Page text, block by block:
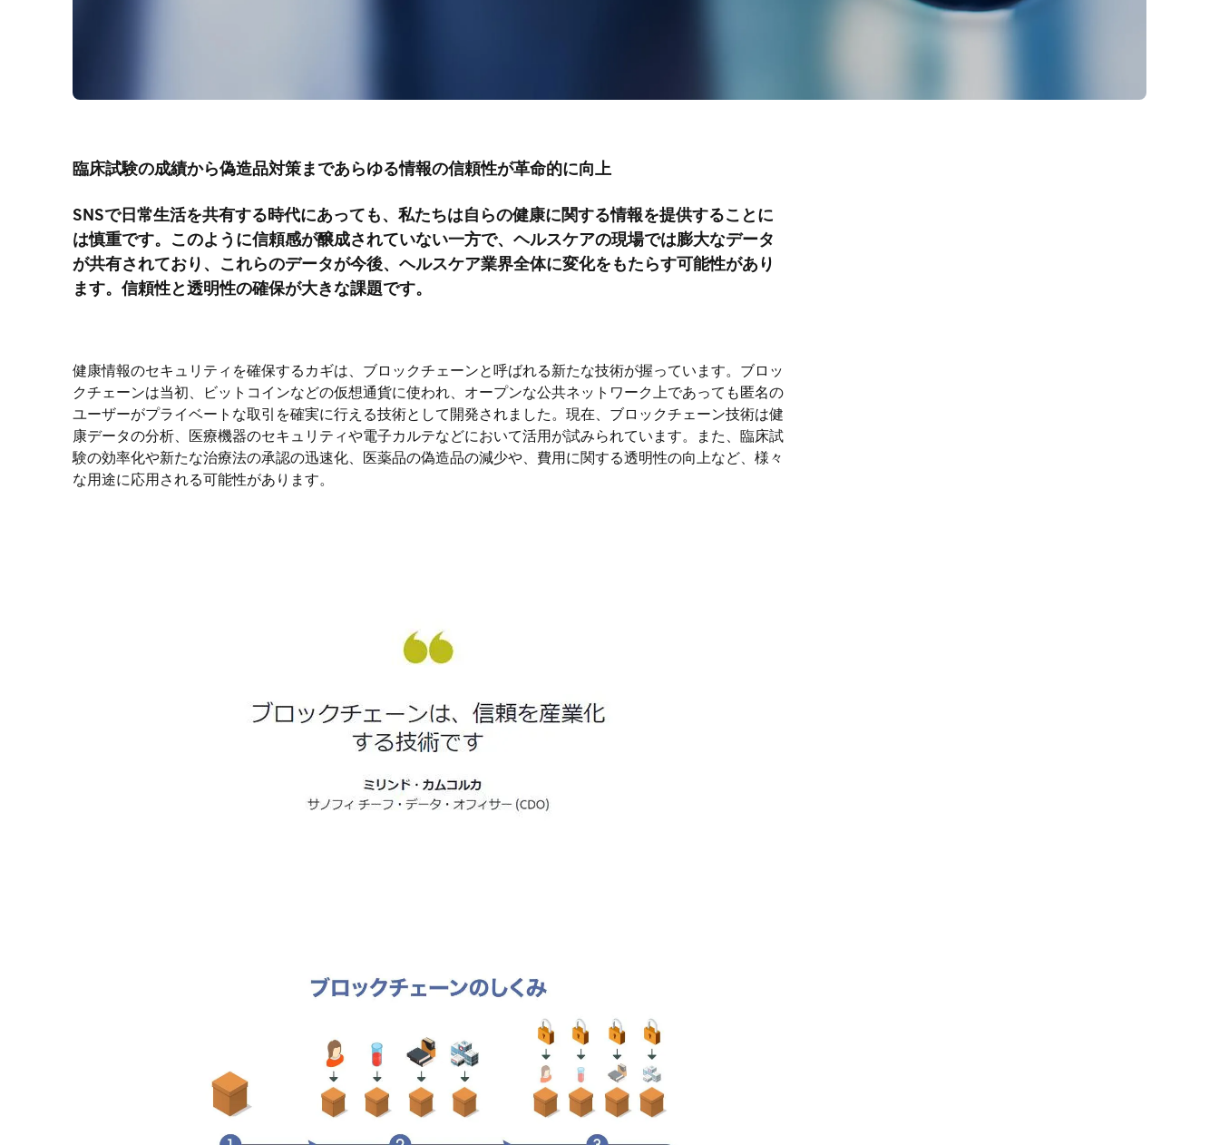
臨床試験の成績から偽造品対策まであらゆる情報の信頼性が革命的に向上
SNSで日常生活を共有する時代にあっても、私たちは自らの健康に関する情報を提供することに
は慎重です。このように信頼感が醸成されていない一方で、ヘルスケアの現場では膨大なデータ
が共有されており、これらのデータが今後、ヘルスケア業界全体に変化をもたらす可能性があり
ます。信頼性と透明性の確保が大きな課題です。
健康情報のセキュリティを確保するカギは、ブロックチェーンと呼ばれる新たな技術が握っています。ブロッ
クチェーンは当初、ビットコインなどの仮想通貨に使われ、オープンな公共ネットワーク上であっても匿名の
ユーザーがプライベートな取引を確実に行える技術として開発されました。現在、ブロックチェーン技術は健
康データの分析、医療機器のセキュリティや電子カルテなどにおいて活用が試みられています。また、臨床試
験の効率化や新たな治療法の承認の迅速化、医薬品の偽造品の減少や、費用に関する透明性の向上など、様々
な用途に応用される可能性があります。